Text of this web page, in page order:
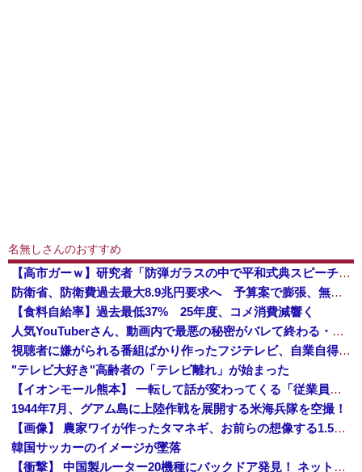
名無しさんのおすすめ
【高市ガーｗ】研究者「防弾ガラスの中で平和式典スピーチした総理がこれまでいたんだろうか？」 → ﾈｯﾄ「あなたの応援してた石破前総理もしてました...
防衛省、防衛費過去最大8.9兆円要求へ 予算案で膨張、無人機・AI導入
【食料自給率】過去最低37% 25年度、コメ消費減響く
人気YouTuberさん、動画内で最悪の秘密がバレて終わる・・・
視聴者に嫌がられる番組ばかり作ったフジテレビ、自業自得すぎる立場に陥ってしまい……
"テレビ大好き"高齢者の「テレビ離れ」が始まった
【イオンモール熊本】 一転して話が変わってくる「従業員の避難誘導の証言が複数」イオン側が社内規定に抵触していた疑い
1944年7月、グアム島に上陸作戦を展開する米海兵隊を空撮！
【画像】 農家ワイが作ったタマネギ、お前らの想像する1.5倍はデカいぞ
韓国サッカーのイメージが墜落
【衝撃】 中国製ルーター20機種にバックドア発見！ ネットに繋ぐだけで35秒ごとに中国のサーバーと通信